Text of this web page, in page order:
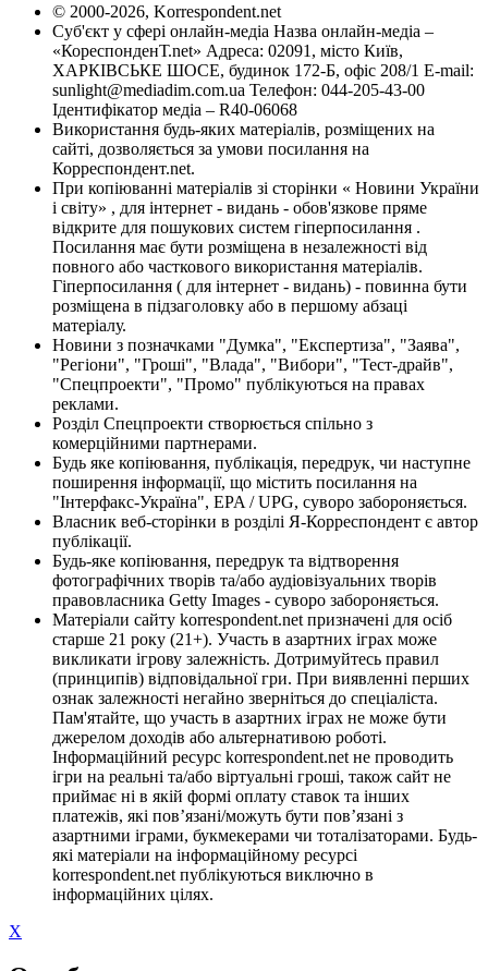
© 2000-2026, Korrespondent.net
Суб'єкт у сфері онлайн-медіа Назва онлайн-медіа –
«КореспонденТ.net» Адреса: 02091, місто Київ,
ХАРКІВСЬКЕ ШОСЕ, будинок 172-Б, офіс 208/1 E-mail:
sunlight@mediadim.com.ua Телефон: 044-205-43-00
Ідентифікатор медіа – R40-06068
Використання будь-яких матеріалів, розміщених на
сайті, дозволяється за умови посилання на
Корреспондент.net.
При копіюванні матеріалів зі сторінки « Новини України
і світу» , для інтернет - видань - обов'язкове пряме
відкрите для пошукових систем гіперпосилання .
Посилання має бути розміщена в незалежності від
повного або часткового використання матеріалів.
Гіперпосилання ( для інтернет - видань) - повинна бути
розміщена в підзаголовку або в першому абзаці
матеріалу.
Новини з позначками "Думка", "Експертиза", "Заява",
"Регіони", "Гроші", "Влада", "Вибори", "Тест-драйв",
"Спецпроекти", "Промо" публікуються на правах
реклами.
Розділ Спецпроекти створюється спільно з
комерційними партнерами.
Будь яке копіювання, публікація, передрук, чи наступне
поширення інформації, що містить посилання на
"Інтерфакс-Україна", EPA / UPG, суворо забороняється.
Власник веб-сторінки в розділі Я-Корреспондент є автор
публікації.
Будь-яке копіювання, передрук та відтворення
фотографічних творів та/або аудіовізуальних творів
правовласника Getty Images - суворо забороняється.
Матеріали сайту korrespondent.net призначені для осіб
старше 21 року (21+). Участь в азартних іграх може
викликати ігрову залежність. Дотримуйтесь правил
(принципів) відповідальної гри. При виявленні перших
ознак залежності негайно зверніться до спеціаліста.
Пам'ятайте, що участь в азартних іграх не може бути
джерелом доходів або альтернативою роботі.
Інформаційний ресурс korrespondent.net не проводить
ігри на реальні та/або віртуальні гроші, також сайт не
приймає ні в якій формі оплату ставок та інших
платежів, які пов’язані/можуть бути пов’язані з
азартними іграми, букмекерами чи тоталізаторами. Будь-
які матеріали на інформаційному ресурсі
korrespondent.net публікуються виключно в
інформаційних цілях.
X